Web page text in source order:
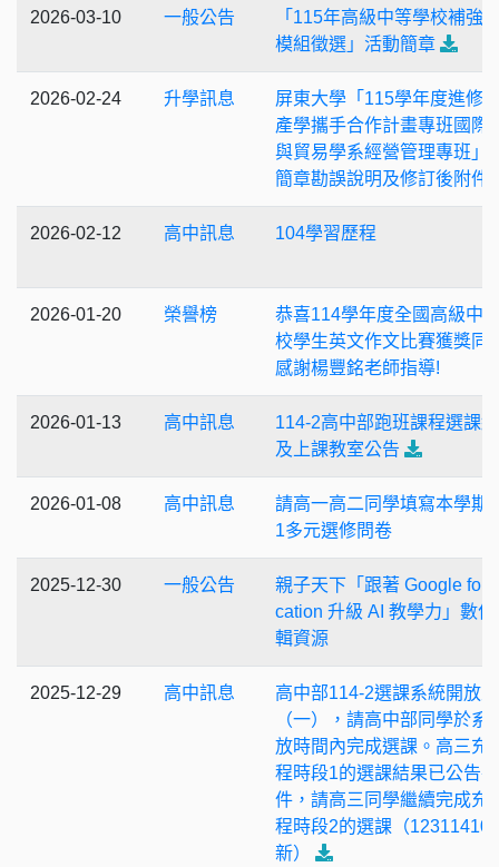
2026-03-10 一般公告
「115年高級中等學校補強
模組徵選」活動簡章
2026-02-24 升學訊息
屏東大學「115學年度進修
產學攜手合作計畫專班國際
與貿易學系經營管理專班」
簡章勘誤說明及修訂後附件
2026-02-12 高中訊息 104學習歷程
2026-01-20 榮譽榜
恭喜114學年度全國高級中
校學生英文作文比賽獲獎同
感謝楊豐銘老師指導!
2026-01-13 高中訊息
114-2高中部跑班課程選課
及上課教室公告
2026-01-08 高中訊息
請高一高二同學填寫本學期
1多元選修問卷
2025-12-30 一般公告
親子天下「跟著 Google for
cation 升級 AI 教學力」數位
輯資源
2025-12-29 高中訊息
高中部114-2選課系統開放
（一），請高中部同學於系
放時間內完成選課。高三充
程時段1的選課結果已公告
件，請高三同學繼續完成充
程時段2的選課（12311410
新）